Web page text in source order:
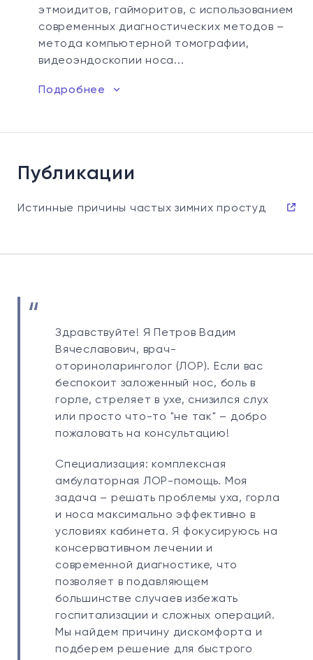
этмоидитов, гайморитов, с использованием
современных диагностических методов –
метода компьютерной томографии,
видеоэндоскопии носа...
Подробнее
Публикации
Истинные причины частых зимних простуд
Здравствуйте! Я Петров Вадим
Вячеславович, врач-
оториноларинголог (ЛОР). Если вас
беспокоит заложенный нос, боль в
горле, стреляет в ухе, снизился слух
или просто что-то "не так" – добро
пожаловать на консультацию!
Специализация: комплексная
амбулаторная ЛОР-помощь. Моя
задача – решать проблемы уха, горла
и носа максимально эффективно в
условиях кабинета. Я фокусируюсь на
консервативном лечении и
современной диагностике, что
позволяет в подавляющем
большинстве случаев избежать
госпитализации и сложных операций.
Мы найдем причину дискомфорта и
подберем решение для быстрого